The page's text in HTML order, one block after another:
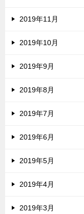
2019年11月
2019年10月
2019年9月
2019年8月
2019年7月
2019年6月
2019年5月
2019年4月
2019年3月